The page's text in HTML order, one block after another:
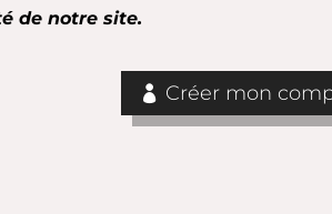
de notre site.
Créer mon